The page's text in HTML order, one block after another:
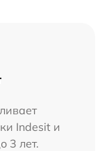
Indesit и
3 лет.